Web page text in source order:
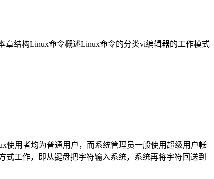
结构Linux命令概述Linux命令的分类vi编辑器的工作模式
使用者均为普通用户，而系统管理员一般使用超级用户帐
式工作，即从键盘把字符输入系统，系统再将字符回送到